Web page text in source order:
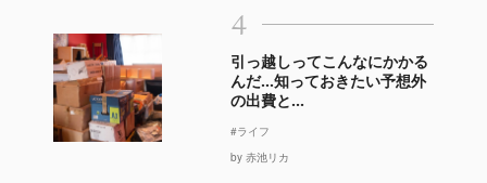
4
引っ越しってこんなにかかる
んだ…知っておきたい予想外
の出費と...
#ライフ
by 赤池リカ